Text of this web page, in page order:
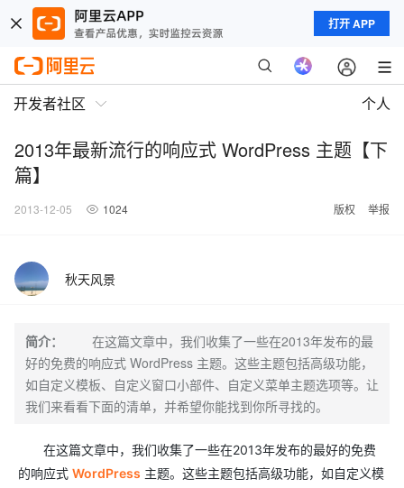
打开 APP
开发者社区 个人
2013年最新流行的响应式 WordPress 主题【下
篇】
2013-12-05 1024 版权 举报
秋天风景
简介：
在这篇文章中，我们收集了一些在2013年发布的最
好的免费的响应式 WordPress 主题。这些主题包括高级功能，
如自定义模板、自定义窗口小部件、自定义菜单主题选项等。让
我们来看看下面的清单，并希望你能找到你所寻找的。
在这篇文章中，我们收集了一些在2013年发布的最好的免费
的响应式 WordPress 主题。这些主题包括高级功能，如自定义模